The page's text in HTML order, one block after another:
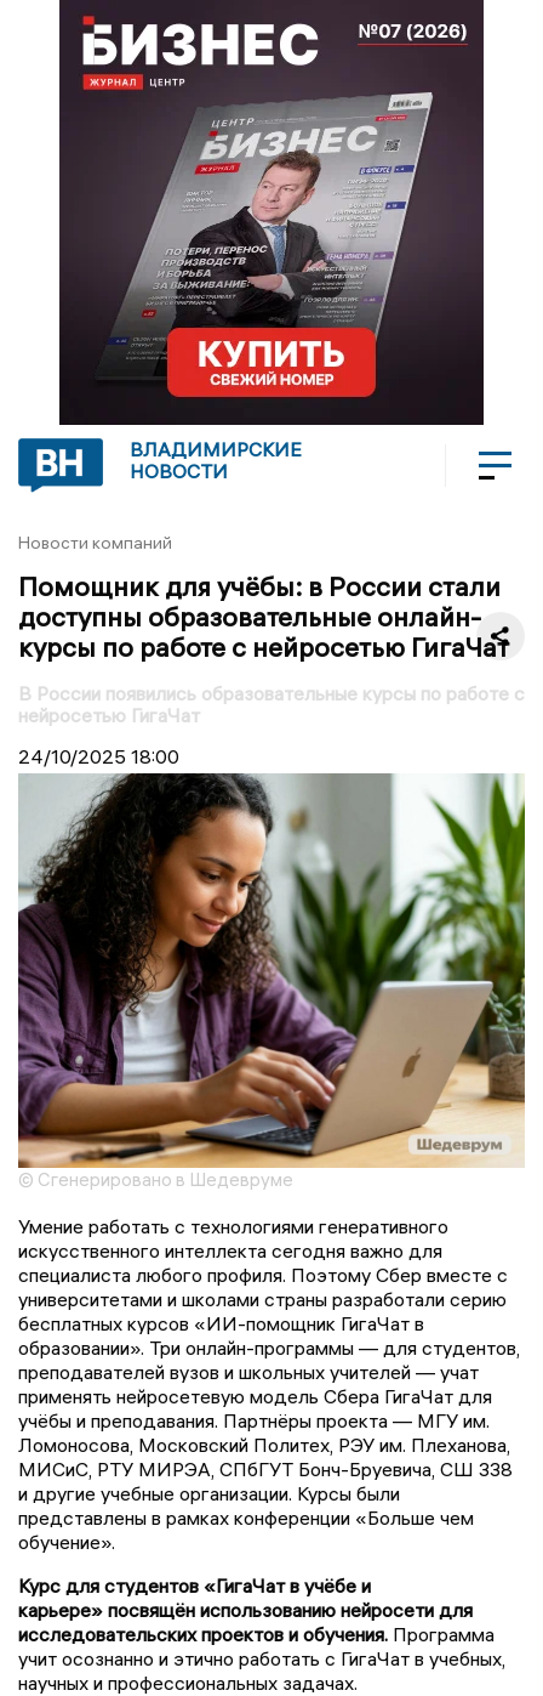
ВЛАДИМИРСКИЕ
НОВОСТИ
Новости компаний
Помощник для учёбы: в России стали
доступны образовательные онлайн-
курсы по работе с нейросетью ГигаЧат
В России появились образовательные курсы по работе с
нейросетью ГигаЧат
24/10/2025 18:00
© Сгенерировано в Шедевруме
Умение работать с технологиями генеративного
искусственного интеллекта сегодня важно для
специалиста любого профиля. Поэтому Сбер вместе с
университетами и школами страны разработали серию
бесплатных курсов «ИИ-помощник ГигаЧат в
образовании». Три онлайн-программы — для студентов,
преподавателей вузов и школьных учителей — учат
применять нейросетевую модель Сбера ГигаЧат для
учёбы и преподавания. Партнёры проекта — МГУ им.
Ломоносова, Московский Политех, РЭУ им. Плеханова,
МИСиС, РТУ МИРЭА, СПбГУТ Бонч-Бруевича, СШ 338
и другие учебные организации. Курсы были
представлены в рамках конференции «Больше чем
обучение».
Курс для студентов «ГигаЧат в учёбе и
карьере» посвящён использованию нейросети для
исследовательских проектов и обучения. Программа
учит осознанно и этично работать с ГигаЧат в учебных,
научных и профессиональных задачах.